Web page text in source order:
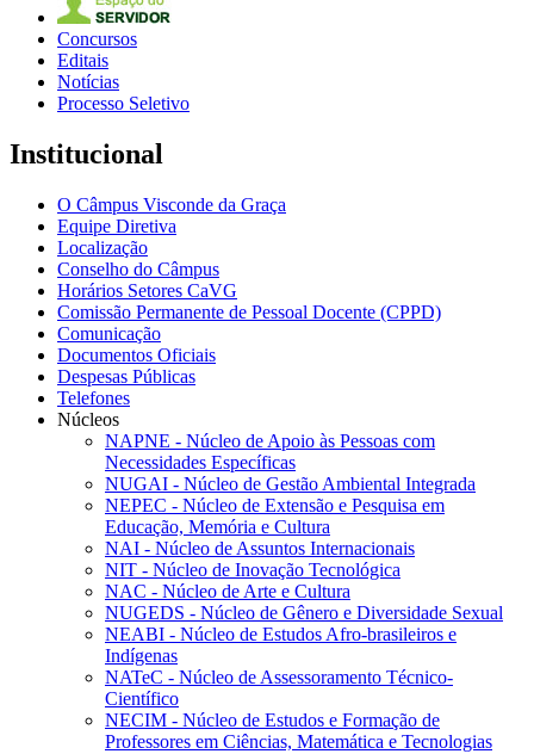
Concursos
Editais
Notícias
Processo Seletivo
Institucional
O Câmpus Visconde da Graça
Equipe Diretiva
Localização
Conselho do Câmpus
Horários Setores CaVG
Comissão Permanente de Pessoal Docente (CPPD)
Comunicação
Documentos Oficiais
Despesas Públicas
Telefones
Núcleos
NAPNE - Núcleo de Apoio às Pessoas com
Necessidades Específicas
NUGAI - Núcleo de Gestão Ambiental Integrada
NEPEC - Núcleo de Extensão e Pesquisa em
Educação, Memória e Cultura
NAI - Núcleo de Assuntos Internacionais
NIT - Núcleo de Inovação Tecnológica
NAC - Núcleo de Arte e Cultura
NUGEDS - Núcleo de Gênero e Diversidade Sexual
NEABI - Núcleo de Estudos Afro-brasileiros e
Indígenas
NATeC - Núcleo de Assessoramento Técnico-
Científico
NECIM - Núcleo de Estudos e Formação de
Professores em Ciências, Matemática e Tecnologias